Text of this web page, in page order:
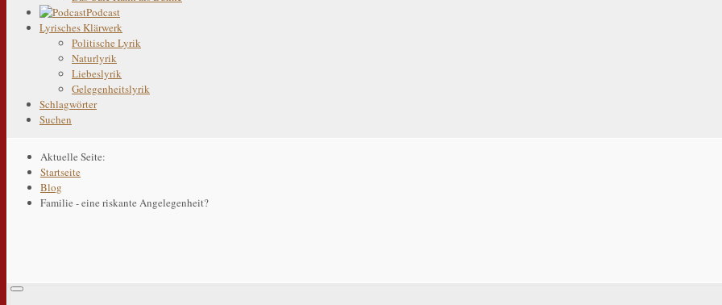
Podcast
Lyrisches Klärwerk
Politische Lyrik
Naturlyrik
Liebeslyrik
Gelegenheitslyrik
Schlagwörter
Suchen
Aktuelle Seite:
Startseite
Blog
Familie - eine riskante Angelegenheit?